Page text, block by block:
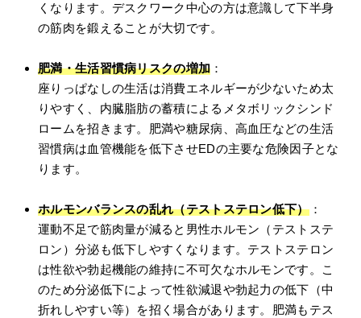
くなります。デスクワーク中心の方は意識して下半身
の筋肉を鍛えることが大切です。
肥満・生活習慣病リスクの増加 ：
座りっぱなしの生活は消費エネルギーが少ないため太
りやすく、内臓脂肪の蓄積によるメタボリックシンド
ロームを招きます。肥満や糖尿病、高血圧などの生活
習慣病は血管機能を低下させEDの主要な危険因子とな
ります。
ホルモンバランスの乱れ（テストステロン低下）：
運動不足で筋肉量が減ると男性ホルモン（テストステ
ロン）分泌も低下しやすくなります。テストステロン
は性欲や勃起機能の維持に不可欠なホルモンです。こ
のため分泌低下によって性欲減退や勃起力の低下（中
折れしやすい等）を招く場合があります。肥満もテス